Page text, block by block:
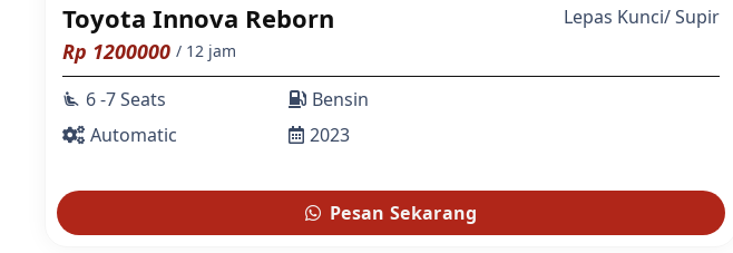
Toyota Innova Reborn Lepas Kunci/Supir
Rp 1200000 / 12 jam
airline_seat_recline_extra 6 -7 Seats
Automatic
Bensin
2023
Pesan Sekarang